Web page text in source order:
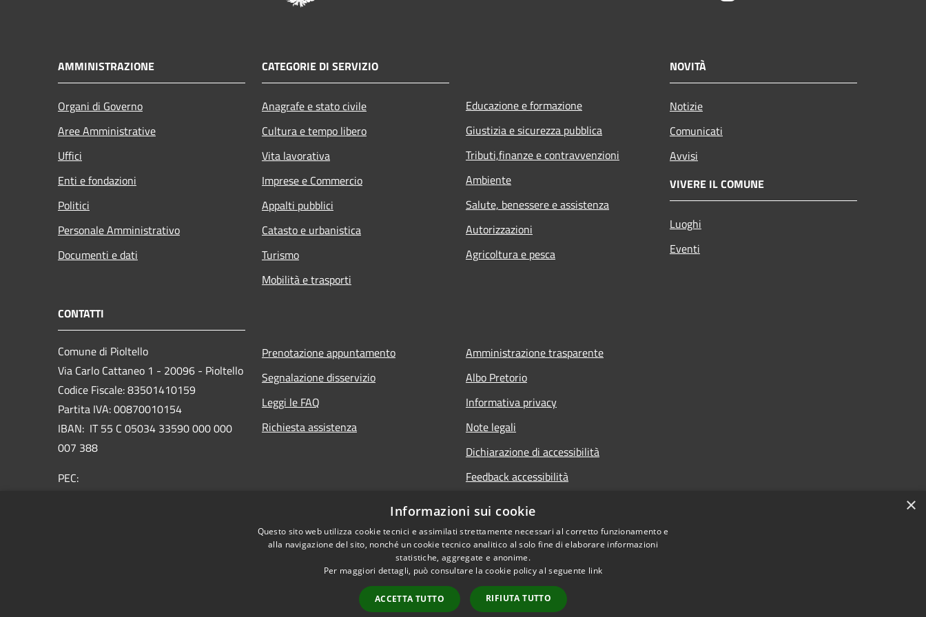
AMMINISTRAZIONE
Organi di Governo
Aree Amministrative
Uffici
Enti e fondazioni
Politici
Personale Amministrativo
Documenti e dati
CATEGORIE DI SERVIZIO
Anagrafe e stato civile
Cultura e tempo libero
Vita lavorativa
Imprese e Commercio
Appalti pubblici
Catasto e urbanistica
Turismo
Mobilità e trasporti
Educazione e formazione
Giustizia e sicurezza pubblica
Tributi,finanze e contravvenzioni
Ambiente
Salute, benessere e assistenza
Autorizzazioni
Agricoltura e pesca
NOVITÀ
Notizie
Comunicati
Avvisi
VIVERE IL COMUNE
Luoghi
Eventi
CONTATTI
Comune di Pioltello
Via Carlo Cattaneo 1 - 20096 - Pioltello
Codice Fiscale: 83501410159
Partita IVA: 00870010154
IBAN: IT 55 C 05034 33590 000 000
007 388
PEC:
Prenotazione appuntamento
Segnalazione disservizio
Leggi le FAQ
Richiesta assistenza
Amministrazione trasparente
Albo Pretorio
Informativa privacy
Note legali
Dichiarazione di accessibilità
Feedback accessibilità
personali
Copyright © 2026 • Comune di Pioltello • Powered by
×
Informazioni sui cookie
Questo sito web utilizza cookie tecnici e assimilati strettamente necessari al corretto funzionamento e
alla navigazione del sito, nonché un cookie tecnico analitico al solo fine di elaborare informazioni
statistiche, aggregate e anonime.
Per maggiori dettagli, può consultare la cookie policy al seguente link
ACCETTA TUTTO RIFIUTA TUTTO